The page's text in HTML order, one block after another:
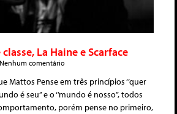
La Haine e Scarface
Nenhum comentário
Mattos Pense em três princípios ‘’quer
é seu’’ e o ‘’mundo é nosso’’, todos
porém pense no primeiro,